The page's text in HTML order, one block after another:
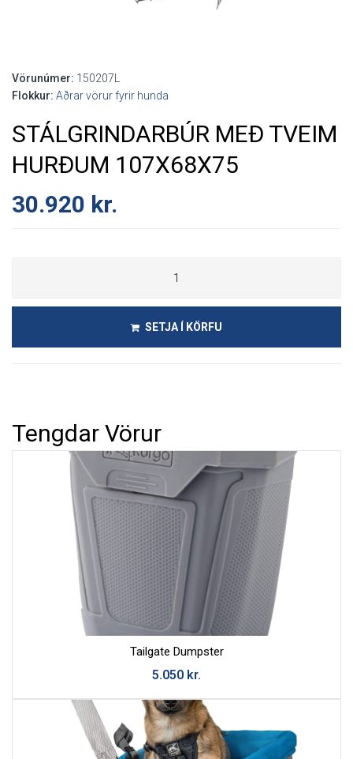
Vörunúmer: 150207L
Flokkur: Aðrar vörur fyrir hunda
STÁLGRINDARBÚR MEÐ TVEIM
HURÐUM 107X68X75
30.920 kr.
SETJA Í KÖRFU
Tengdar Vörur
Tailgate Dumpster
5.050 kr.